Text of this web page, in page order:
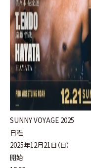
SUNNY VOYAGE 2025
日程
2025年12月21日（日）
開始